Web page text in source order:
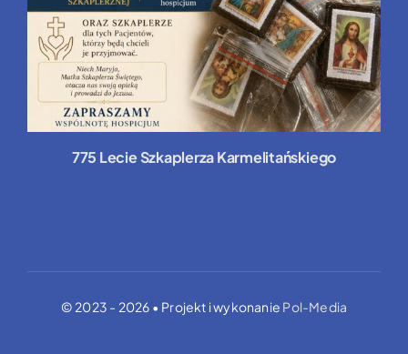
775 Lecie Szkaplerza Karmelitańskiego
© 2023 - 2026 • Projekt i wykonanie Pol-Media